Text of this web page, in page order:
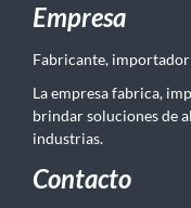
Empresa
Fabricante,
La empresa fabrica,
brindar soluciones de
industrias.
Contacto